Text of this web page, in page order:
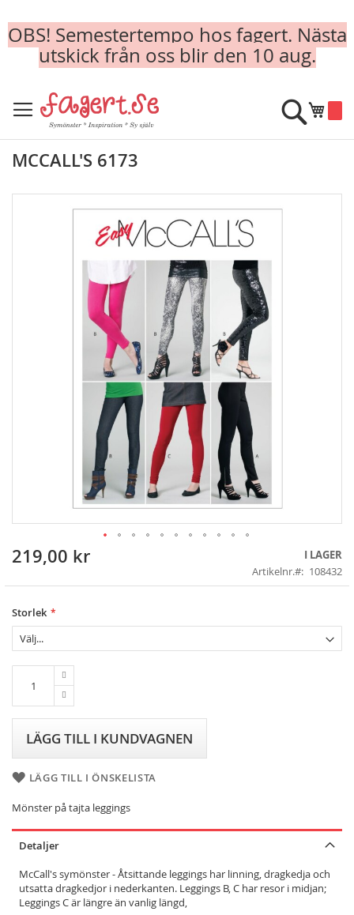
OBS! Semestertempo hos fagert. Nästa
utskick från oss blir den 10 aug.
to
Content
Min
Sök
MCCALL'S 6173
Skip
the
of
the
images
gallery
219,00 kr
I LAGER
Artikelnr.
108432
Storlek
LÄGG TILL I KUNDVAGNEN
LÄGG TILL I ÖNSKELISTA
Mönster på tajta leggings
Detaljer
McCall's symönster - Åtsittande leggings har linning, dragkedja och
utsatta dragkedjor i nederkanten. Leggings B, C har resor i midjan;
Leggings C är längre än vanlig längd,